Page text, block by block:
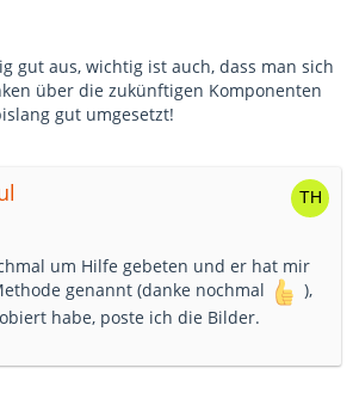
gut aus, wichtig ist auch, dass man sich
über die zukünftigen Komponenten
gut umgesetzt!
um Hilfe gebeten und er hat mir
genannt (danke nochmal
),
habe, poste ich die Bilder.